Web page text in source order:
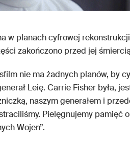
w planach cyfrowej
zakończono przed jej
nie ma żadnych planów, by
Leię. Carrie Fisher była,
naszym generałem i
Pielęgnujemy pamięć
Wojen”.